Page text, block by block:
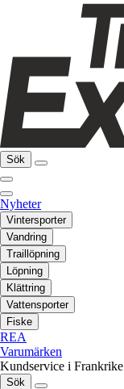
Sök
Nyheter
Vintersporter
Vandring
Traillöpning
Löpning
Klättring
Vattensporter
Fiske
REA
Varumärken
Kundservice i Frankrike
Sök